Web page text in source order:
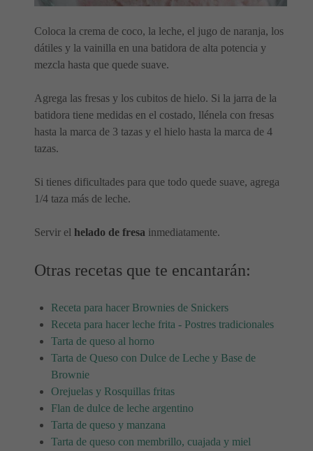
Coloca la crema de coco, la leche, el jugo de naranja, los
dátiles y la vainilla en una batidora de alta potencia y
mezcla hasta que quede suave.
Agrega las fresas y los cubitos de hielo. Si la jarra de la
batidora tiene medidas en el costado, llénela con fresas
hasta la marca de 3 tazas y el hielo hasta la marca de 4
tazas.
Si tienes dificultades para que todo quede suave, agrega
1/4 taza más de leche.
Servir el helado de fresa inmediatamente.
Otras recetas que te encantarán:
Receta para hacer Brownies de Snickers
Receta para hacer leche frita - Postres tradicionales
Tarta de queso al horno
Tarta de Queso con Dulce de Leche y Base de
Brownie
Orejuelas y Rosquillas fritas
Flan de dulce de leche argentino
Tarta de queso y manzana
Tarta de queso con membrillo, cuajada y miel